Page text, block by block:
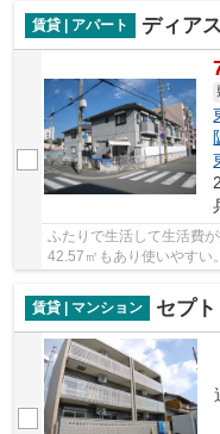
賃貸 | アパート
ディア
ふたりで生活して生活費
42.57㎡もあり使いやすい
賃貸 | マンション
セプ